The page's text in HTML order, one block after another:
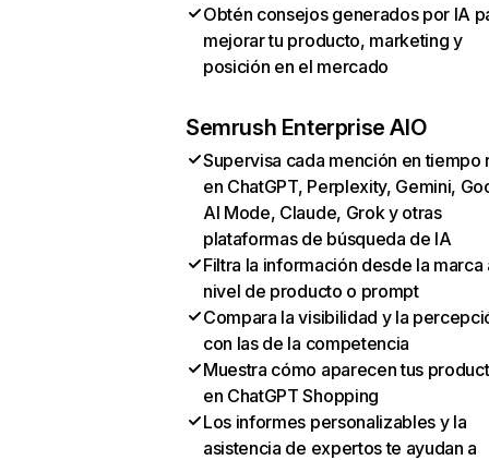
Obtén consejos generados por IA
mejorar tu producto, marketing y
posición en el mercado
Semrush Enterprise AIO
Supervisa cada mención en tiempo
en ChatGPT, Perplexity, Gemini,
AI Mode, Claude, Grok y otras
plataformas de búsqueda de IA
Filtra la información desde la marca
nivel de producto o prompt
Compara la visibilidad y la
con las de la competencia
Muestra cómo aparecen tus
en ChatGPT Shopping
Los informes personalizables y la
asistencia de expertos te ayudan a